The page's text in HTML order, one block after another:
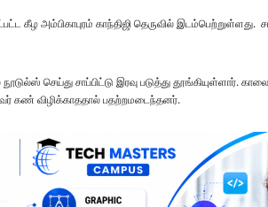
கீழ அம்பிகாபுரம் காந்திஜி தெருவில் இடம்பெற்றுள்ளது.
செய்து சாப்பிட்டு இரவு படுத்து தூங்கியுள்ளார்.
கண் விழிக்காததால் பதற்றமடைந்தனர்.